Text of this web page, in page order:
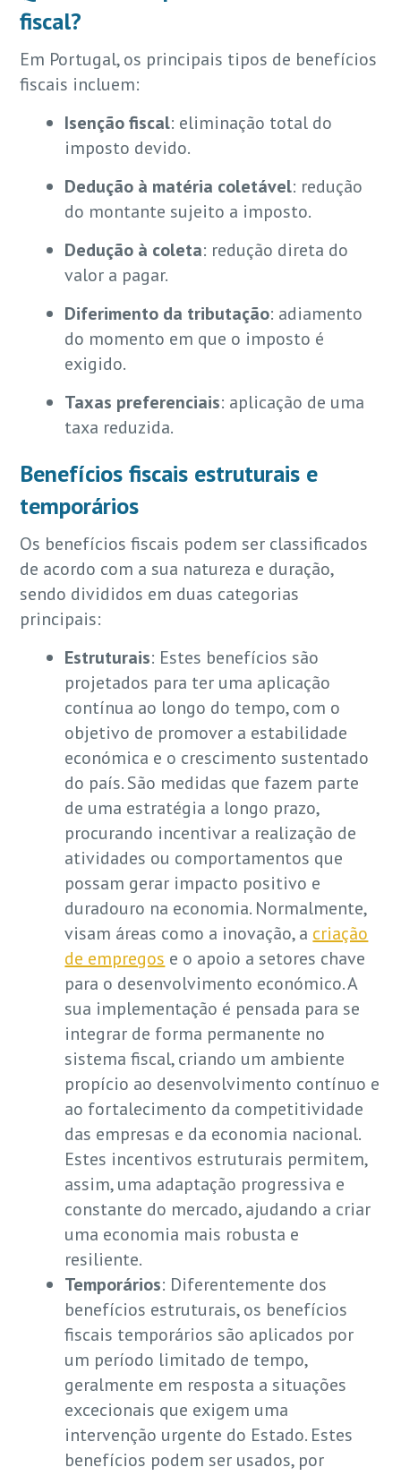
fiscal?
Em Portugal, os principais tipos de benefícios
fiscais incluem:
Isenção fiscal: eliminação total do
imposto devido.
Dedução à matéria coletável: redução
do montante sujeito a imposto.
Dedução à coleta: redução direta do
valor a pagar.
Diferimento da tributação: adiamento
do momento em que o imposto é
exigido.
Taxas preferenciais: aplicação de uma
taxa reduzida.
Benefícios fiscais estruturais e
temporários
Os benefícios fiscais podem ser classificados
de acordo com a sua natureza e duração,
sendo divididos em duas categorias
principais:
Estruturais: Estes benefícios são
projetados para ter uma aplicação
contínua ao longo do tempo, com o
objetivo de promover a estabilidade
económica e o crescimento sustentado
do país. São medidas que fazem parte
de uma estratégia a longo prazo,
procurando incentivar a realização de
atividades ou comportamentos que
possam gerar impacto positivo e
duradouro na economia. Normalmente,
visam áreas como a inovação, a criação
de empregos e o apoio a setores chave
para o desenvolvimento económico. A
sua implementação é pensada para se
integrar de forma permanente no
sistema fiscal, criando um ambiente
propício ao desenvolvimento contínuo e
ao fortalecimento da competitividade
das empresas e da economia nacional.
Estes incentivos estruturais permitem,
assim, uma adaptação progressiva e
constante do mercado, ajudando a criar
uma economia mais robusta e
resiliente.
Temporários: Diferentemente dos
benefícios estruturais, os benefícios
fiscais temporários são aplicados por
um período limitado de tempo,
geralmente em resposta a situações
excecionais que exigem uma
intervenção urgente do Estado. Estes
benefícios podem ser usados, por